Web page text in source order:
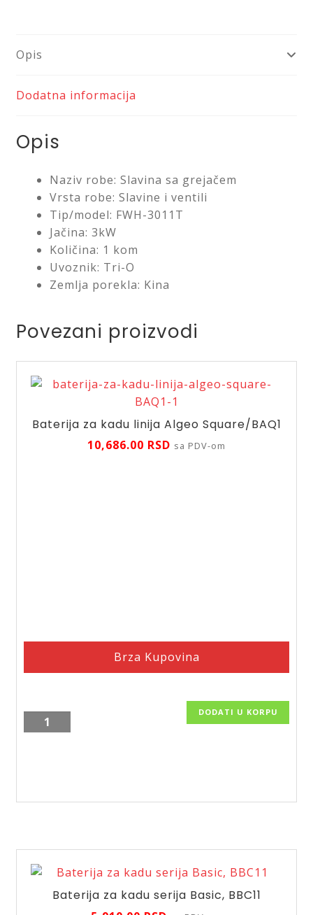
Opis
Dodatna informacija
Opis
Naziv robe: Slavina sa grejačem
Vrsta robe: Slavine i ventili
Tip/model: FWH-3011T
Jačina: 3kW
Količina: 1 kom
Uvoznik: Tri-O
Zemlja porekla: Kina
Povezani proizvodi
Baterija za kadu linija Algeo Square/BAQ1
10,686.00 RSD sa PDV-om
Brza Kupovina
Baterija
za
Square/BAQ1
DODATI U KORPU
Baterija za kadu serija Basic, BBC11